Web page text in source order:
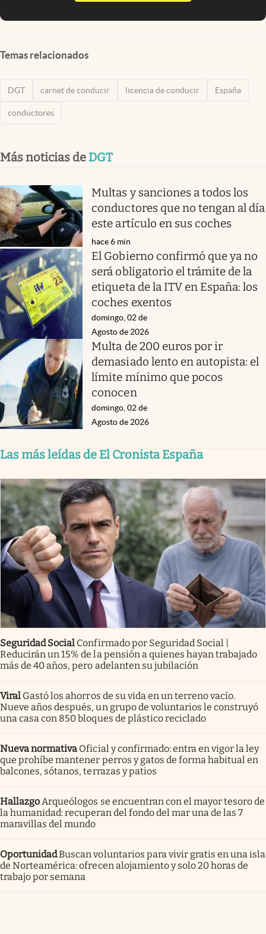
Temas relacionados
DGT carnet de conducir licencia de conducir España
conductores
Más noticias de DGT
Multas y sanciones a todos los
conductores que no tengan al día
este artículo en sus coches
hace 6 min
El Gobierno confirmó que ya no
será obligatorio el trámite de la
etiqueta de la ITV en España: los
coches exentos
domingo, 02 de
Agosto de 2026
Multa de 200 euros por ir
demasiado lento en autopista: el
límite mínimo que pocos
conocen
domingo, 02 de
Agosto de 2026
Las más leídas de El Cronista España
Seguridad Social Confirmado por Seguridad Social |
Reducirán un 15% de la pensión a quienes hayan trabajado
más de 40 años, pero adelanten su jubilación
Viral Gastó los ahorros de su vida en un terreno vacío.
Nueve años después, un grupo de voluntarios le construyó
una casa con 850 bloques de plástico reciclado
Nueva normativa Oficial y confirmado: entra en vigor la ley
que prohíbe mantener perros y gatos de forma habitual en
balcones, sótanos, terrazas y patios
HallazgoArqueólogos se encuentran con el mayor tesoro de
la humanidad: recuperan del fondo del mar una de las 7
maravillas del mundo
OportunidadBuscan voluntarios para vivir gratis en una isla
de Norteamérica: ofrecen alojamiento y solo 20 horas de
trabajo por semana